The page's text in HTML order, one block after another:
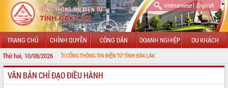
Vietnamese| English
TRANG CHỦ CHÍNH QUYỀN CÔNG DÂN DOANH NGHIỆP DU KHÁCH
Thứ hai, 10/08/2026
MỪNG ĐẾN VỚI CỔNG THÔNG TIN ĐIỆN TỬ TỈNH ĐẮK LẮK
GIỚI THIỆU
VĂN BẢN CHỈ ĐẠO ĐIỀU HÀNH